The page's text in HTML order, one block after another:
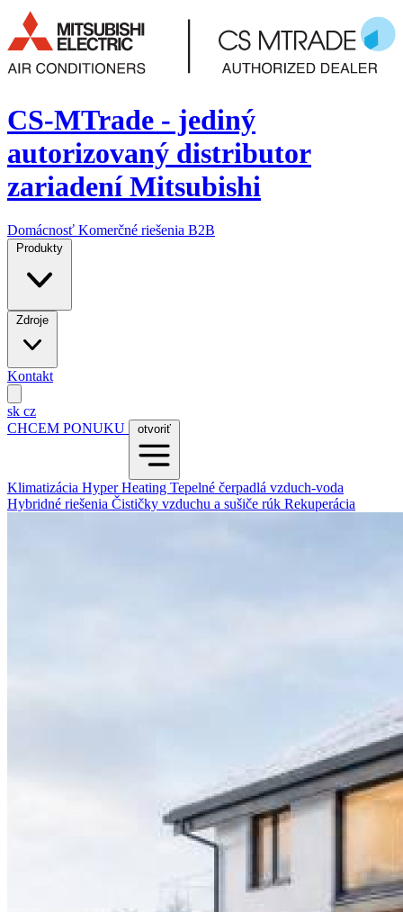
CS-MTrade - jediný
autorizovaný distributor
zariadení Mitsubishi
Domácnosť Komerčné riešenia B2B
Produkty
Zdroje
Kontakt
sk cz
CHCEM PONUKU
otvoriť
Klimatizácia Hyper Heating Tepelné čerpadlá vzduch-voda
Hybridné riešenia Čističky vzduchu a sušiče rúk Rekuperácia